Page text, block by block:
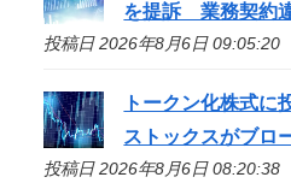
を提訴 業務契約
投稿日 2026年8月6日 09:05:20
トークン化株式に
ストックスがブロ
投稿日 2026年8月6日 08:20:38